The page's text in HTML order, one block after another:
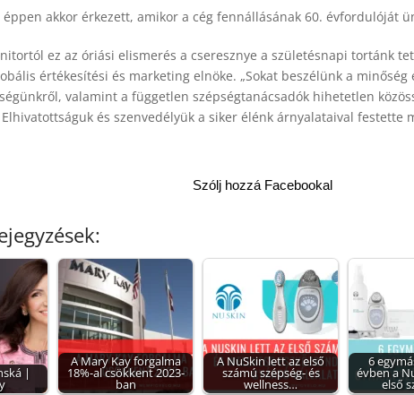
éppen akkor érkezett, amikor a cég fennállásának 60. évfordulóját
ez az óriási elismerés a cseresznye a születésnapi tortánk
értékesítési és marketing elnöke. „Sokat beszélünk a
valamint a független szépségtanácsadók hihetetlen
és szenvedélyük a siker élénk árnyalataival festette
Szólj hozzá Facebookal
|
A Mary Kay forgalma
18%-al csökkent 2023-
ban
A NuSkin lett az első
számú szépség- és
wellness…
6
évben a
első